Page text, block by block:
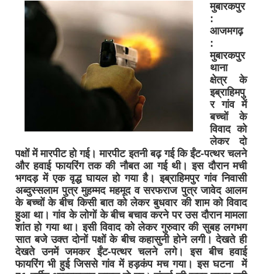
मुबारकपुर
:
आजमगढ़
:
मुबारकपुर
थाना
क्षेत्र के
इब्राहिमपु
र गांव में
बच्चों के
विवाद को
लेकर दो
पक्षों में मारपीट हो गई। मारपीट इतनी बढ़ गई कि ईंट-पत्थर चलने
और हवाई फायरिंग तक की नौबत आ गई थी। इस दौरान मची
भगदड़ में एक वृद्ध घायल हो गया है। इब्राहिमपुर गांव निवासी
अब्दुस्सलाम पुत्र मुहम्मद महमूद व सरफराज पुत्र जावेद आलम
के बच्चों के बीच किसी बात को लेकर बुधवार की शाम को विवाद
हुआ था। गांव के लोगों के बीच बचावकरने पर उस दौरान मामला
शांत हो गया था। इसी विवाद को लेकर गुरुवार की सुबह लगभग
सात बजे उक्त दोनों पक्षों के बीच कहासुनी होने लगी। देखते ही
देखते उनमें जमकर ईंट-पत्थर चलने लगे। इस बीच हवाई
फायरिंग भी हुई जिससे गांव में हड़कंप मच गया। इस घटना में